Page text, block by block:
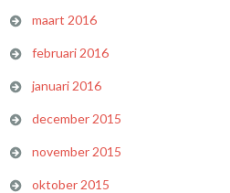
maart 2016
februari 2016
januari 2016
december 2015
november 2015
oktober 2015